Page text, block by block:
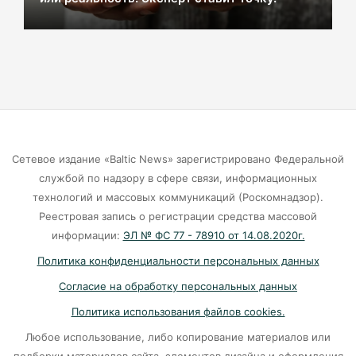
Калининград без онлайна: массовый сбой
06-08-2026
Мэрия Калининграда дала старт продажам
парковочных абонементов
06-08-2026
58 несовершеннолетних в Калининграде
попались полиции во врем ночной прогулки
Сетевое издание «Baltic News» зарегистрировано Федеральной
службой по надзору в сфере связи, информационных
технологий и массовых коммуникаций (Роскомнадзор).
Реестровая запись о регистрации средства массовой
информации: ЭЛ № ФС 77 - 78910 от 14.08.2020г.
Политика конфиденциальности персональных данных
Согласие на обработку персональных данных
Политика использования файлов cookies.
Любое использование, либо копирование материалов или